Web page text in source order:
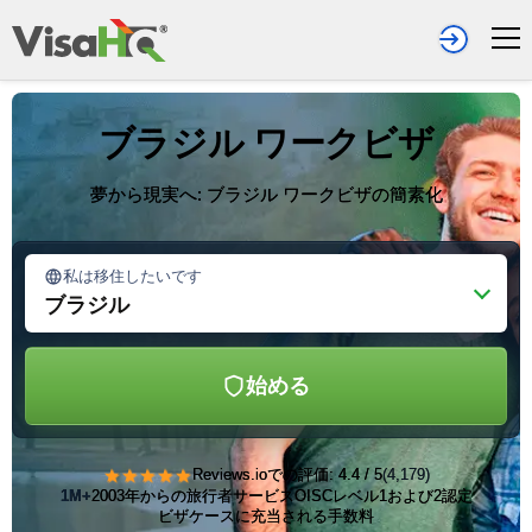
ブラジル ワークビザ
夢から現実へ: ブラジル ワークビザの簡素化
私は移住したいです
ブラジル
始める
★★★★★Reviews.ioでの評価: 4.4 / 5(4,179)
1M+2003年からの旅行者サービスOISCレベル1および2認定
ビザケースに充当される手数料